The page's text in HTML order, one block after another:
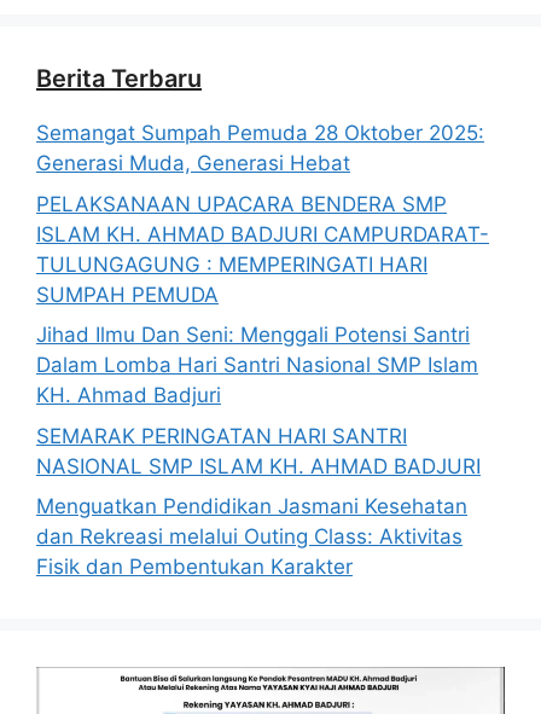
Berita Terbaru
Semangat Sumpah Pemuda 28 Oktober 2025:
Generasi Muda, Generasi Hebat
PELAKSANAAN UPACARA BENDERA SMP
ISLAM KH. AHMAD BADJURI CAMPURDARAT-
TULUNGAGUNG : MEMPERINGATI HARI
SUMPAH PEMUDA
Jihad Ilmu Dan Seni: Menggali Potensi Santri
Dalam Lomba Hari Santri Nasional SMP Islam
KH. Ahmad Badjuri
SEMARAK PERINGATAN HARI SANTRI
NASIONAL SMP ISLAM KH. AHMAD BADJURI
Menguatkan Pendidikan Jasmani Kesehatan
dan Rekreasi melalui Outing Class: Aktivitas
Fisik dan Pembentukan Karakter